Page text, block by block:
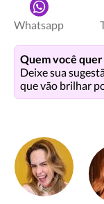
Whatsapp
Quem você quer
Deixe sua
que vão brilhar